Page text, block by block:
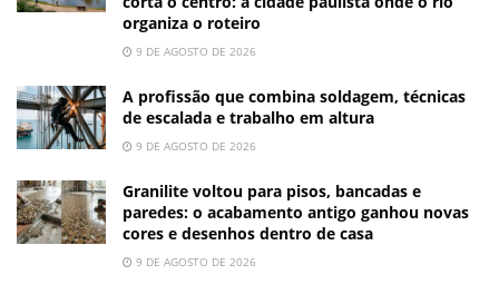
organiza o roteiro
9 DE AGOSTO DE 2026
A profissão que combina soldagem, técnicas
de escalada e trabalho em altura
9 DE AGOSTO DE 2026
Granilite voltou para pisos, bancadas e
paredes: o acabamento antigo ganhou novas
cores e desenhos dentro de casa
9 DE AGOSTO DE 2026